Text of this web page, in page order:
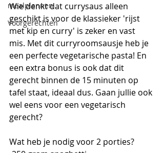
mealplannen
Voorgerechten
Wie denkt dat currysaus alleen
geschikt is voor de klassieker 'rijst
met kip en curry' is zeker en vast
mis. Met dit curryroomsausje heb je
een perfecte vegetarische pasta! En
een extra bonus is ook dat dit
gerecht binnen de 15 minuten op
tafel staat, ideaal dus. Gaan jullie ook
wel eens voor een vegetarisch
gerecht?
Wat heb je nodig voor 2 porties?